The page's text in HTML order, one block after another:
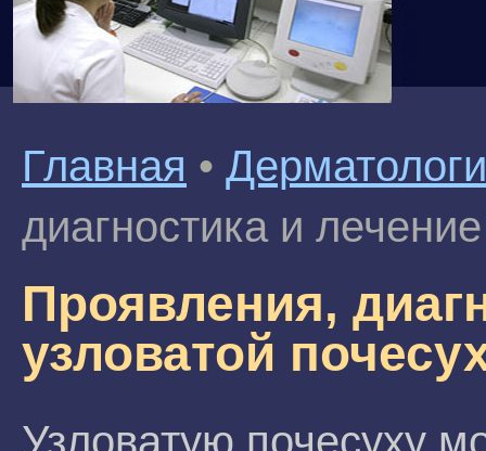
Главная •
диагностика и
Проявления,
узловатой
Узловатую почесуху